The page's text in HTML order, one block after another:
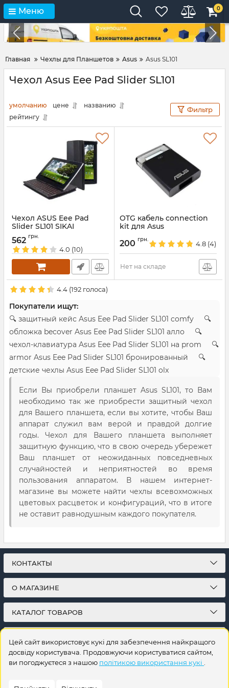
Меню 0
Главная Чехлы для Планшетов Asus Asus SL101
Чехол Asus Eee Pad Slider SL101
умолчанию цене
названию
рейтингу
Фильтр
Чехол ASUS Eee Pad
Slider SL101 SIKAI
Артикул:
562 грн.
4.0 (10)
OTG кабель connection
kit для Asus
200 грн.
4.8 (4)
Нет на складе
4.4 (192 голоса)
Покупатели ищут:
🔍 защитный кейс Asus Eee Pad Slider SL101 comfy 🔍
обложка becover Asus Eee Pad Slider SL101 алло 🔍
чехол-клавиатура Asus Eee Pad Slider SL101 на prom 🔍
armor Asus Eee Pad Slider SL101 бронированный 🔍
детские чехлы Asus Eee Pad Slider SL101 olx
Если Вы приобрели планшет Asus SL101, то Вам
необходимо так же приобрести защитный чехол
для Вашего планшета, если вы хотите, чтобы Ваш
аппарат служил вам верой и правдой долгие
годы. Чехол для Вашего планшета выполняет
защитную функцию, что в свою очередь убережет
Ваш планшет от неожиданных повседневных
случайностей и неприятностей во время
пользования аппаратом. В нашем интернет-
магазине вы можете найти чехлы всевохможных
цветовых расцветок и конфигураций, что в итоге
не оставит равнодушным каждого покупателя.
КОНТАКТЫ
О МАГАЗИНЕ
КАТАЛОГ ТОВАРОВ
Цей сайт використовує кукі для забезпечення найкращого
досвіду користувача. Продовжуючи користуватися сайтом,
ви погоджуєтеся з нашою політикою використання кукі